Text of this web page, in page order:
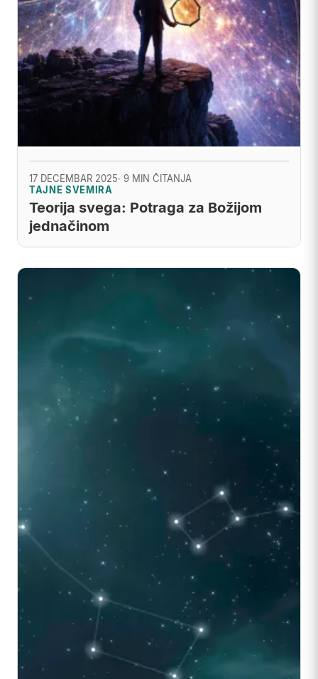
17 DECEMBAR 2025· 9 MIN ČITANJA
TAJNE SVEMIRA
Teorija svega: Potraga za Božijom
jednačinom